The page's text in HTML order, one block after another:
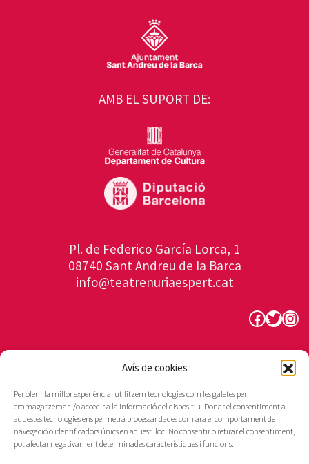
Avís de cookies
Per oferir la millor experiència, utilitzem tecnologies com les galetes per
emmagatzemar i/o accedir a la informació del dispositiu. Donar el consentiment a
aquestes tecnologies ens permetrà processar dades com ara el comportament de
navegació o identificadors únics en aquest lloc. No consentir o retirar el consentiment,
pot afectar negativament determinades característiques i funcions.
AMB EL SUPORT DE:
Pl. de Federico García Lorca, 1
08740 Sant Andreu de la Barca
info@teatrenuriaespert.cat